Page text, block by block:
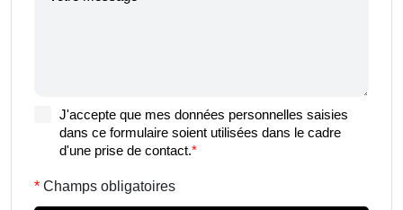
J'accepte que mes données personnelles saisies
dans ce formulaire soient utilisées dans le cadre
d'une prise de contact.*
Champs obligatoires